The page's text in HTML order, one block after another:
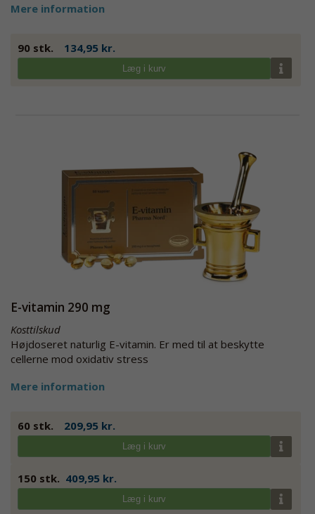
Mere information
90 stk. 134,95 kr.
Læg i kurv
E-vitamin 290 mg
Kosttilskud
Højdoseret naturlig E-vitamin. Er med til at beskytte
cellerne mod oxidativ stress
Mere information
60 stk. 209,95 kr.
Læg i kurv
150 stk. 409,95 kr.
Læg i kurv